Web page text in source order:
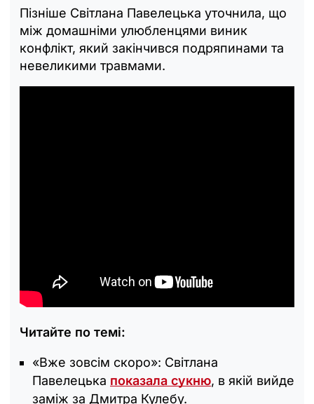
Пізніше Світлана Павелецька уточнила, що
між домашніми улюбленцями виник
конфлікт, який закінчився подряпинами та
невеликими травмами.
Читайте по темі:
«Вже зовсім скоро»: Світлана
Павелецька показала сукню, в якій вийде
заміж за Дмитра Кулебу.